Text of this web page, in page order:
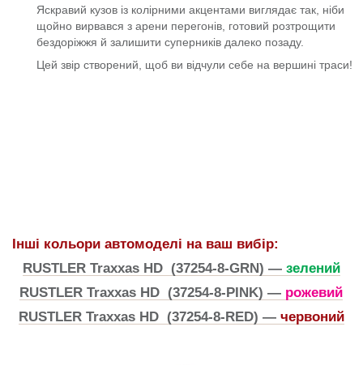
Яскравий кузов із колірними акцентами виглядає так, ніби
щойно вирвався з арени перегонів, готовий розтрощити
бездоріжжя й залишити суперників далеко позаду.
Цей звір створений, щоб ви відчули себе на вершині траси!
Інші кольори автомоделі на ваш вибір:
RUSTLER Traxxas HD (37254-8-GRN) — зелений
RUSTLER Traxxas HD (37254-8-PINK) — рожевий
RUSTLER Traxxas HD (37254-8-RED) — червоний